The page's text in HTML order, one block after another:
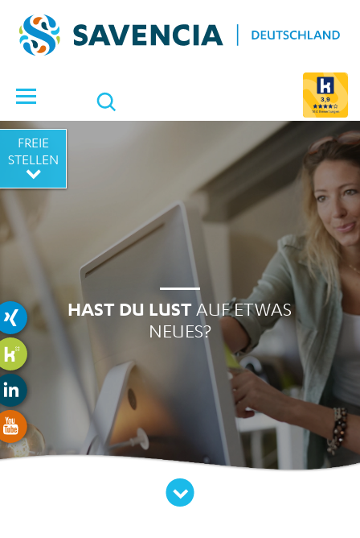
FREIE
STELLEN
3,9
164 Bewertungen
HAST DU LUST AUF ETWAS
NEUES?
Zum Inhalt